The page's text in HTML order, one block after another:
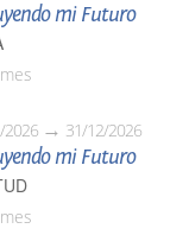
mi Futuro
2026 31/12/2026
mi Futuro